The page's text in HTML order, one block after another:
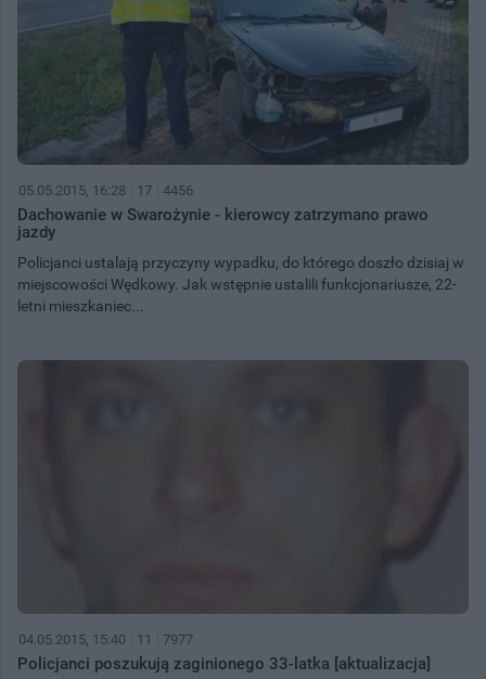
05.05.2015, 16:28 17 4456
Dachowanie w Swarożynie - kierowcy zatrzymano prawo
jazdy
Policjanci ustalają przyczyny wypadku, do którego doszło dzisiaj w
miejscowości Wędkowy. Jak wstępnie ustalili funkcjonariusze, 22-
letni mieszkaniec...
04.05.2015, 15:40 11 7977
Policjanci poszukują zaginionego 33-latka [aktualizacja]